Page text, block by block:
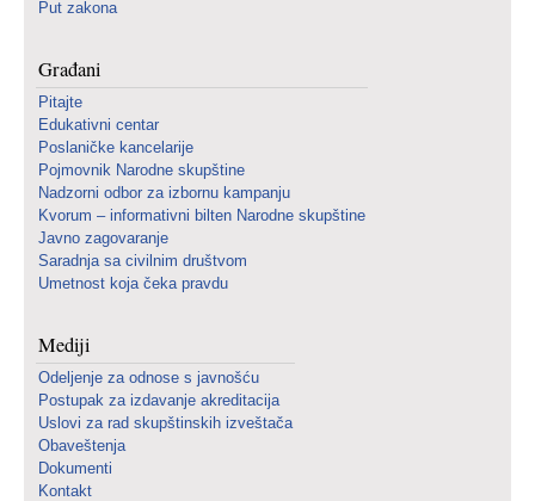
Put zakona
Građani
Pitajte
Edukativni centar
Poslaničke kancelarije
Pojmovnik Narodne skupštine
Nadzorni odbor za izbornu kampanju
Kvorum – informativni bilten Narodne skupštine
Javno zagovaranje
Saradnja sa civilnim društvom
Umetnost koja čeka pravdu
Mediji
Odeljenje za odnose s javnošću
Postupak za izdavanje akreditacija
Uslovi za rad skupštinskih izveštača
Obaveštenja
Dokumenti
Kontakt